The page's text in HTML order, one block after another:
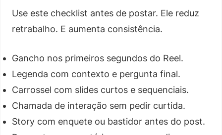
Use este checklist antes de postar. Ele reduz
retrabalho. E aumenta consistência.
Gancho nos primeiros segundos do Reel.
Legenda com contexto e pergunta final.
Carrossel com slides curtos e sequenciais.
Chamada de interação sem pedir curtida.
Story com enquete ou bastidor antes do post.